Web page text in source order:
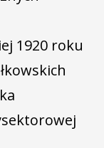
1920 roku